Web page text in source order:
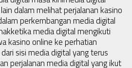
dalam melihat perjalanan kasino
perkembangan media digital
ketika media digital mengikuti
kasino online ke perhatian
sisi media digital yang terus
perjalanan media digital yang ikut